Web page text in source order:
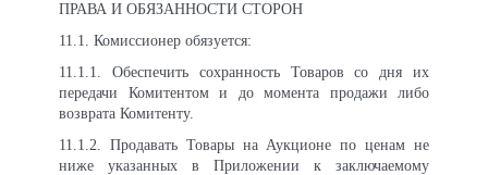
ПРАВА И ОБЯЗАННОСТИ СТОРОН
11.1. Комиссионер обязуется:
11.1.1. Обеспечить сохранность Товаров со дня их
передачи Комитентом и до момента продажи либо
возврата Комитенту.
11.1.2. Продавать Товары на Аукционе по ценам не
ниже указанных в Приложении к заключаемому